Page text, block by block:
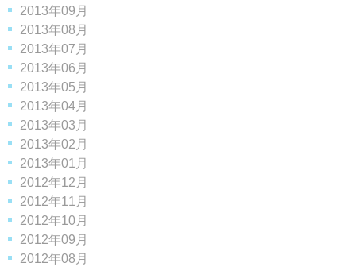
2013年09月
2013年08月
2013年07月
2013年06月
2013年05月
2013年04月
2013年03月
2013年02月
2013年01月
2012年12月
2012年11月
2012年10月
2012年09月
2012年08月